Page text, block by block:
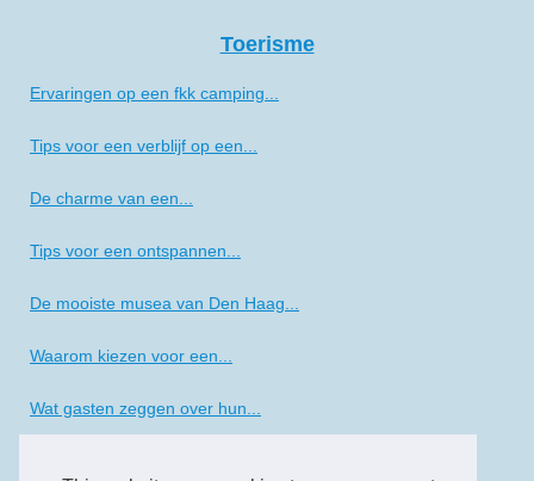
Toerisme
Ervaringen op een fkk camping...
Tips voor een verblijf op een...
De charme van een...
Tips voor een ontspannen...
De mooiste musea van Den Haag...
Waarom kiezen voor een...
Wat gasten zeggen over hun...